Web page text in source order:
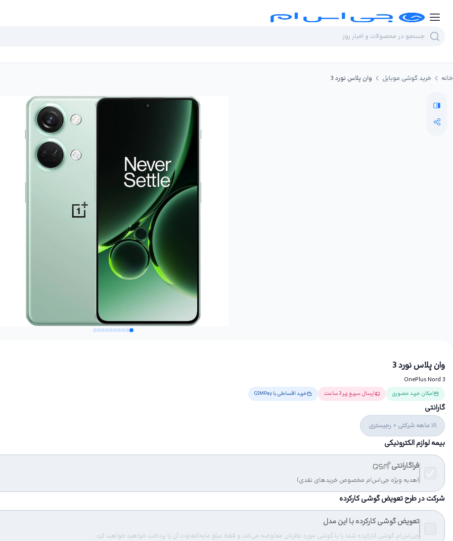
خانه خرید گوشی موبایل وان‌ پلاس نورد 3
وان‌ پلاس نورد 3
OnePlus Nord 3
امکان خرید حضوری ارسال سریع زیر 3 ساعت خرید اقساطی با GSMPay
گارانتی
18 ماهه شرکتی + رجیستری
بیمه لوازم الکترونیکی
فراگارانتی
(هدیه ویژه جی‌اس‌ام مخصوص خریدهای نقدی)
شرکت در طرح تعویض گوشی کارکرده
تعویض گوشی کارکرده با این مدل
جی‌اس‌ام گوشی کارکرده شما را با گوشی مورد نظرتان معاوضه می‌کند و فقط مبلغ مابه‌التفاوت آن را پرداخت خواهید خواهید کرد.